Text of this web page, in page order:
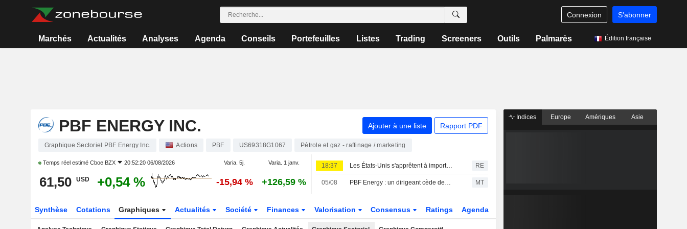
Connexion S'abonner
Marchés Actualités Analyses Agenda Conseils Portefeuilles Listes Trading Screeners Outils Palmarès Édition française
PBF ENERGY INC. Ajouter à une liste Rapport PDF
Graphique Sectoriel PBF Energy Inc. Actions PBF US69318G1067 Pétrole et gaz - raffinage / marketing
Temps réel estimé Cboe BZX 20:52:20 06/08/2026 Varia. 5j. Varia. 1 janv.
61,50 USD +0,54 % -15,94 % +126,59 %
18:37 Les États-Unis s'apprêtent à importer leur plus gros volume de brut du Moyen-Orient depuis le début de la guerre avec l'Iran RE
05/08 PBF Energy : un dirigeant cède des actions pour plus de 1,7 million de dollars, selon un document de la SEC MT
Synthèse Cotations Graphiques Actualités Société Finances Valorisation Consensus Ratings Agenda
Indices Europe Amériques Asie